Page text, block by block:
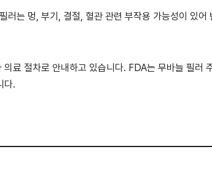
러는 멍, 부기, 결절, 혈관 관련 부작용 가능성이 있어
료 절차로 안내하고 있습니다. FDA는 무바늘 필러
다.